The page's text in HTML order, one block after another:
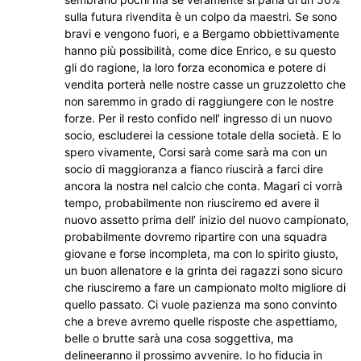
sulla futura rivendita è un colpo da maestri. Se sono
bravi e vengono fuori, e a Bergamo obbiettivamente
hanno più possibilità, come dice Enrico, e su questo
gli do ragione, la loro forza economica e potere di
vendita porterà nelle nostre casse un gruzzoletto che
non saremmo in grado di raggiungere con le nostre
forze. Per il resto confido nell’ ingresso di un nuovo
socio, escluderei la cessione totale della società. E lo
spero vivamente, Corsi sarà come sarà ma con un
socio di maggioranza a fianco riuscirà a farci dire
ancora la nostra nel calcio che conta. Magari ci vorrà
tempo, probabilmente non riusciremo ed avere il
nuovo assetto prima dell’ inizio del nuovo campionato,
probabilmente dovremo ripartire con una squadra
giovane e forse incompleta, ma con lo spirito giusto,
un buon allenatore e la grinta dei ragazzi sono sicuro
che riusciremo a fare un campionato molto migliore di
quello passato. Ci vuole pazienza ma sono convinto
che a breve avremo quelle risposte che aspettiamo,
belle o brutte sarà una cosa soggettiva, ma
delineeranno il prossimo avvenire. Io ho fiducia in